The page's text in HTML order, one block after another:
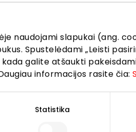
naudojami slapukai (ang.
Spustelėdami „Leisti
galite atšaukti
informacijos rasite čia:
Statistika